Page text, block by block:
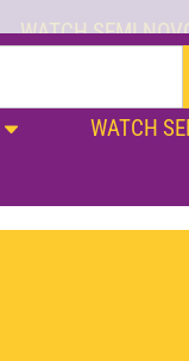
WATCH SEMI
WATCH